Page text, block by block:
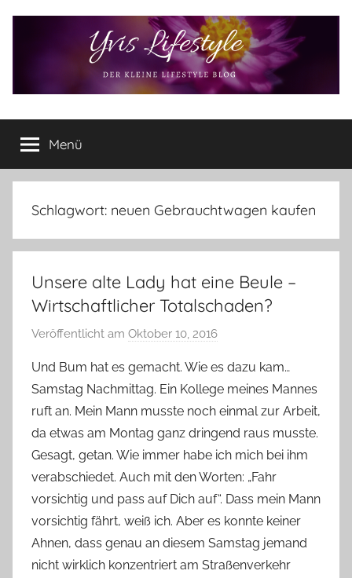
Yvis
Lifestyle
Lifestyle
Blog
–
Lifestyle,
Produkttests
vieles
mehr
Menü
Schlagwort: neuen Gebrauchtwagen kaufen
Unsere alte Lady hat eine Beule –
Wirtschaftlicher Totalschaden?
Veröffentlicht am Oktober 10, 2016
n
Y
v
o
n
n
e
Und Bum hat es gemacht. Wie es dazu kam…
Samstag Nachmittag. Ein Kollege meines Mannes
ruft an. Mein Mann musste noch einmal zur Arbeit,
da etwas am Montag ganz dringend raus musste.
Gesagt, getan. Wie immer habe ich mich bei ihm
verabschiedet. Auch mit den Worten: „Fahr
vorsichtig und pass auf Dich auf“. Dass mein Mann
vorsichtig fährt, weiß ich. Aber es konnte keiner
Ahnen, dass genau an diesem Samstag jemand
nicht wirklich konzentriert am Straßenverkehr